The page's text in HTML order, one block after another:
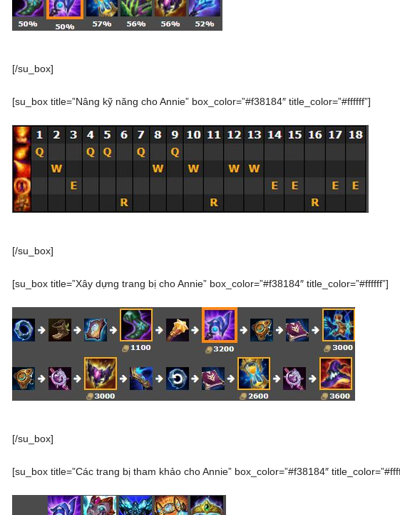
[/su_box]
[su_box title=”Nâng kỹ năng cho Annie” box_color=”#f38184″ title_color=”#ffffff”]
[/su_box]
[su_box title=”Xây dựng trang bị cho Annie” box_color=”#f38184″ title_color=”#ffffff”]
[/su_box]
[su_box title=”Các trang bị tham khảo cho Annie” box_color=”#f38184″